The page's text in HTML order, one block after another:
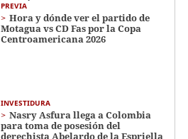
PREVIA
Hora y dónde ver el partido de
Motagua vs CD Fas por la Copa
Centroamericana 2026
INVESTIDURA
Nasry Asfura llega a Colombia
para toma de posesión del
derechista Abelardo de la Espriella